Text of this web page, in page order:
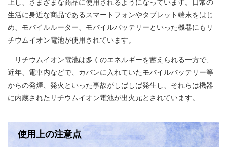
上し、さまざまな商品に使用されるようになっています。日常の
生活に身近な商品であるスマートフォンやタブレット端末をはじ
め、モバイルルーター、モバイルバッテリーといった機器にもリ
チウムイオン電池が使用されています。
リチウムイオン電池は多くのエネルギーを蓄えられる一方で、
近年、電車内などで、カバンに入れていたモバイルバッテリー等
からの発煙、発火といった事故がしばしば発生し、それらは機器
に内蔵されたリチウムイオン電池が出火元とされています。
使用上の注意点